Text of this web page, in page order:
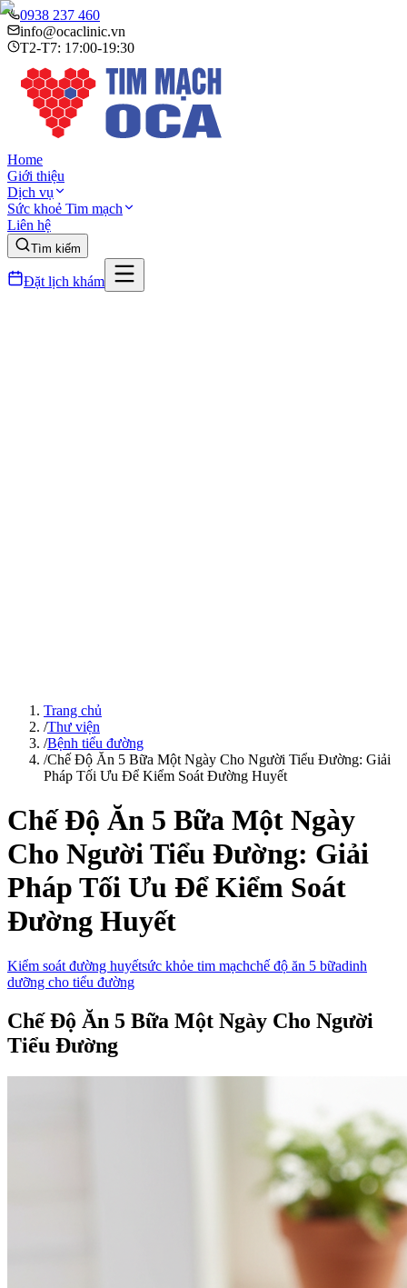
0938 237 460
info@ocaclinic.vn
T2-T7: 17:00-19:30
Home
Giới thiệu
Dịch vụ
Sức khoẻ Tim mạch
Liên hệ
Tìm kiếm
Đặt lịch khám
Trang chủ
/Thư viện
/Bệnh tiểu đường
/Chế Độ Ăn 5 Bữa Một Ngày Cho Người Tiểu Đường: Giải
Pháp Tối Ưu Để Kiểm Soát Đường Huyết
Chế Độ Ăn 5 Bữa Một Ngày
Cho Người Tiểu Đường: Giải
Pháp Tối Ưu Để Kiểm Soát
Đường Huyết
Kiểm soát đường huyếtsức khỏe tim mạchchế độ ăn 5 bữadinh
dưỡng cho tiểu đường
Chế Độ Ăn 5 Bữa Một Ngày Cho Người
Tiểu Đường